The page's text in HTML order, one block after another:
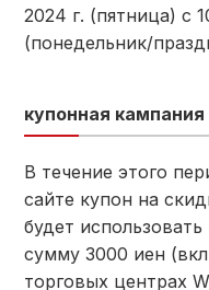
2024 г. (пятница) с
(понедельник/
купонная кампания
В течение этого
сайте купон на
будет
сумму 3000 иен
торговых центрах